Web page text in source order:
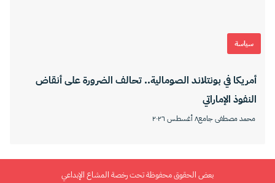
سياسة
أمريكا في بونتلاند الصومالية.. تحالف الضرورة على أنقاض
النفوذ الإماراتي
محمد مصطفى جامع٨ أغسطس ٢٠٢٦
بعض الحقوق محفوظة تحت رخصة المشاع الإبداعي